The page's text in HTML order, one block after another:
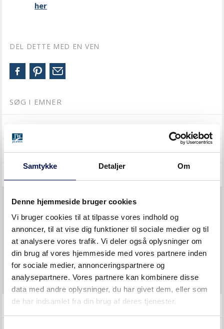
Samtykke Detaljer Om
Denne hjemmeside bruger cookies
Vi bruger cookies til at tilpasse vores indhold og
annoncer, til at vise dig funktioner til sociale medier og til
at analysere vores trafik. Vi deler også oplysninger om
din brug af vores hjemmeside med vores partnere inden
for sociale medier, annonceringspartnere og
analysepartnere. Vores partnere kan kombinere disse
data med andre oplysninger, du har givet dem, eller som
de har indsamlet fra din brug af deres tjenester.
her
DEL DETTE MED EN VEN
SØG I EMNER
INDVENDIGE DØRE
SKYDEDØRE
Bestille
Måltagning
Montere
VEDLIGEHOLDE
GENERELT